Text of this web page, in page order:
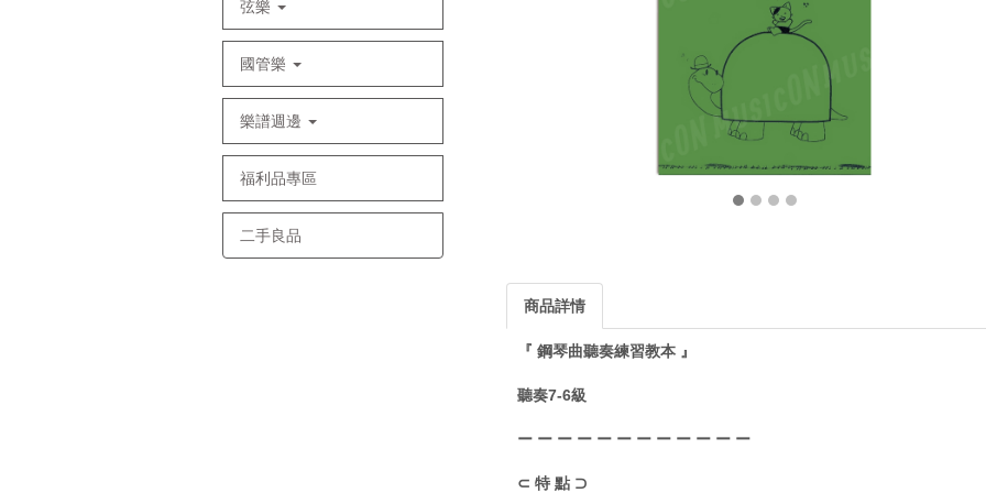
弦樂
國管樂
樂譜週邊
福利品專區
二手良品
商品詳情
『 鋼琴曲聽奏練習教本 』
聽奏7-6級
ー ー ー ー ー ー ー ー ー ー ー ー
⊂ 特 點 ⊃